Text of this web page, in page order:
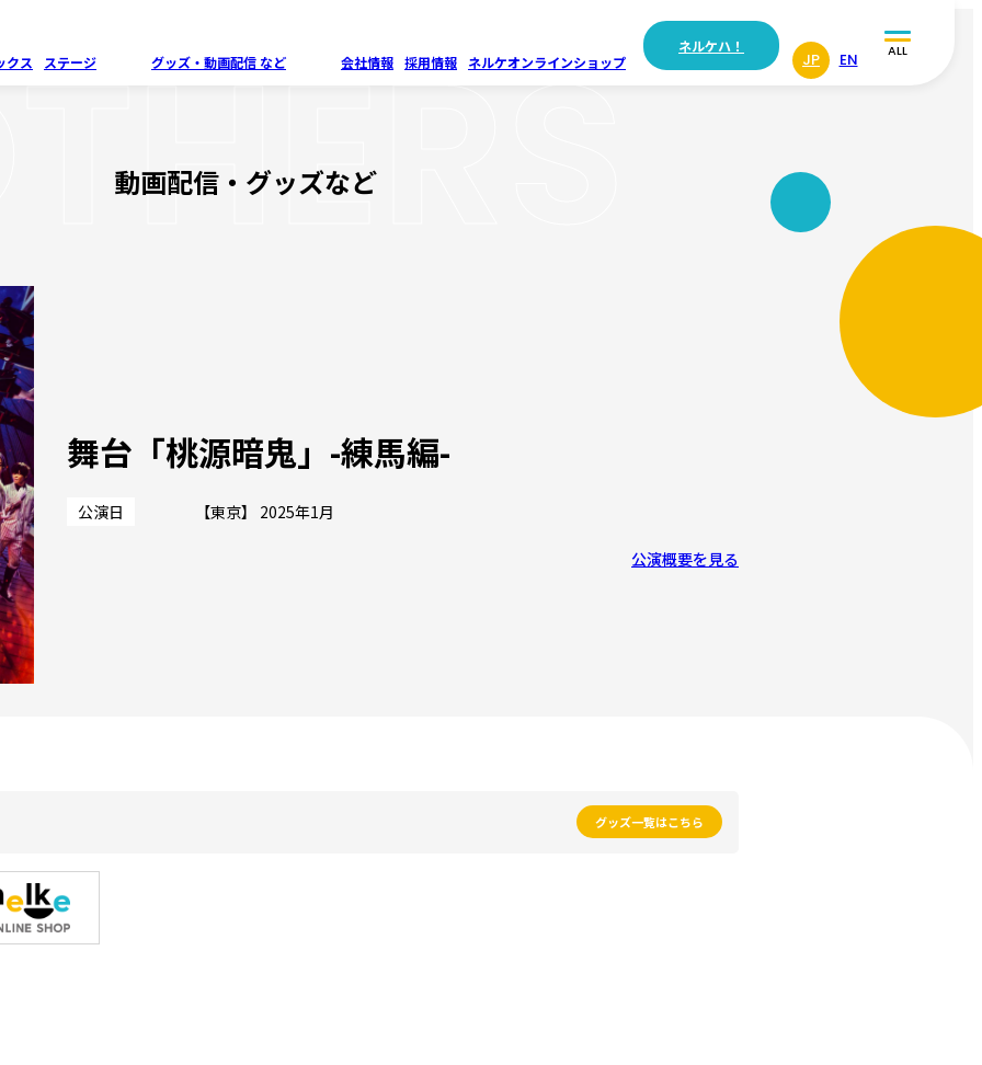
ネルケハ！
クス
ステージ グッズ・ 動画配信 など 会社情報 採用情報 ネルケオンラインショップ JP EN ALL
動画配信・グッズなど
舞台「桃源暗鬼」-練馬編-
公演日 【東京】 2025年1月
公演概要を見る
グッズ一覧はこちら